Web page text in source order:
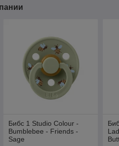
Бибс 1 Studio Colour -
Bumblebee - Friends -
Sage